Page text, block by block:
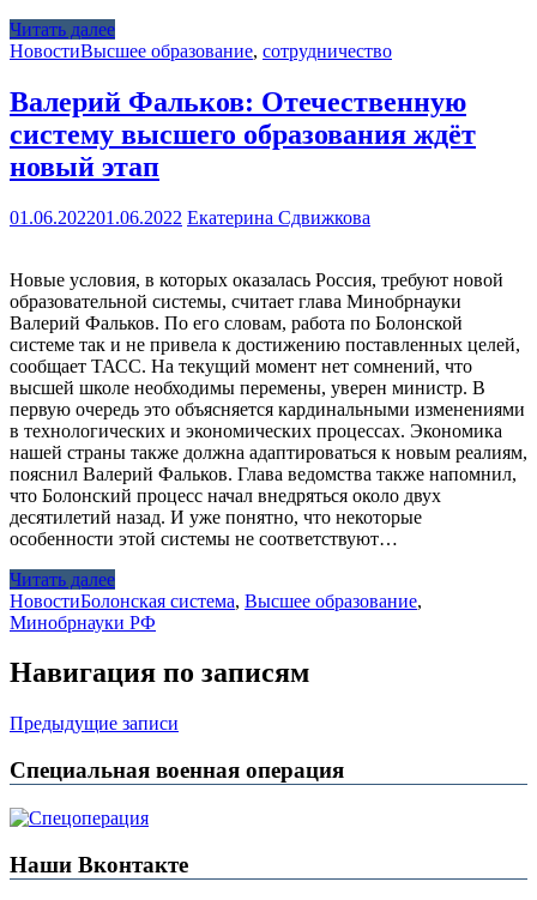
Читать далее
НовостиВысшее образование, сотрудничество
Валерий Фальков: Отечественную
систему высшего образования ждёт
новый этап
01.06.202201.06.2022 Екатерина Сдвижкова
Новые условия, в которых оказалась Россия, требуют новой
образовательной системы, считает глава Минобрнауки
Валерий Фальков. По его словам, работа по Болонской
системе так и не привела к достижению поставленных целей,
сообщает ТАСС. На текущий момент нет сомнений, что
высшей школе необходимы перемены, уверен министр. В
первую очередь это объясняется кардинальными изменениями
в технологических и экономических процессах. Экономика
нашей страны также должна адаптироваться к новым реалиям,
пояснил Валерий Фальков. Глава ведомства также напомнил,
что Болонский процесс начал внедряться около двух
десятилетий назад. И уже понятно, что некоторые
особенности этой системы не соответствуют…
Читать далее
НовостиБолонская система, Высшее образование,
Минобрнауки РФ
Навигация по записям
Предыдущие записи
Специальная военная операция
Наши Вконтакте